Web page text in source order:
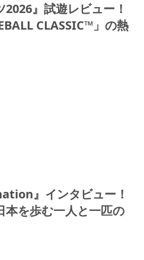
2026』試遊レビュー！
CLASSIC™」の熱
』インタビュー！
本を歩む一人と一匹の